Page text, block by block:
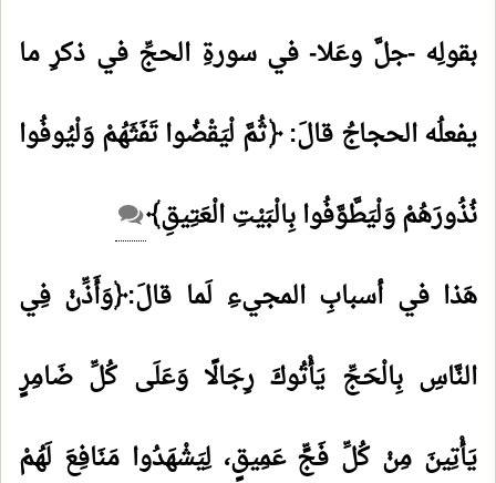
بقولِه -جلَّ وعَلا- في سورةِ الحجِّ في ذكرِ ما
يفعلُه الحجاجُ قالَ: ﴿ثُمَّ لْيَقْضُوا تَفَثَهُمْ وَلْيُوفُوا
نُذُورَهُمْ وَلْيَطَّوَّفُوا بِالْبَيْتِ الْعَتِيقِ﴾
هَذا في أسبابِ المجيءِ لَما قالَ:﴿وَأَذِّنْ فِي
النَّاسِ بِالْحَجِّ يَأْتُوكَ رِجَالًا وَعَلَى كُلِّ ضَامِرٍ
يَأْتِينَ مِنْ كُلِّ فَجٍّ عَمِيقٍ، لِيَشْهَدُوا مَنَافِعَ لَهُمْ